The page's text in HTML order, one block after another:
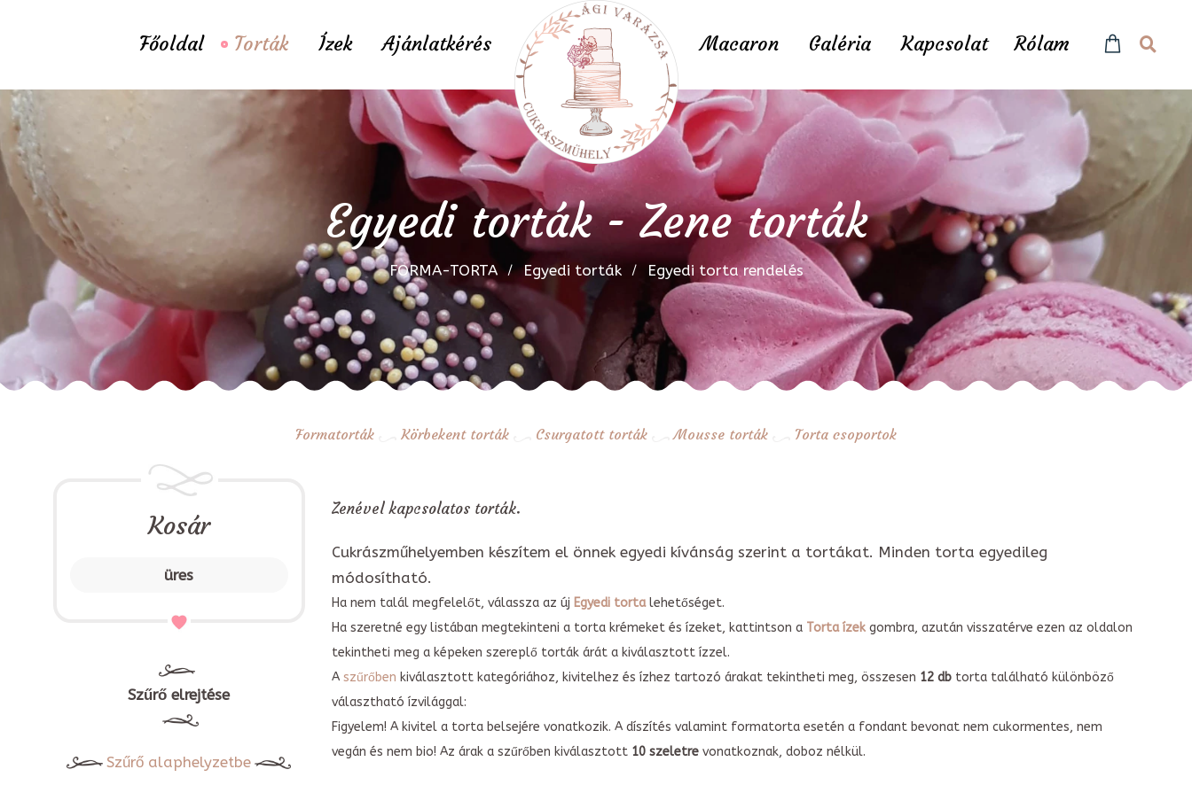
Főoldal Torták Ízek Ajánlatkérés Macaron Galéria Kapcsolat Rólam
Egyedi torták - Zene torták
FORMA-TORTA Egyedi torták Egyedi torta rendelés
Formatorták Körbekent torták Csurgatott torták Mousse torták Torta csoportok
Kosár
üres
Szűrő elrejtése
Szűrő alaphelyzetbe
Zenével kapcsolatos torták.
Cukrászműhelyemben készítem el önnek egyedi kívánság szerint a tortákat. Minden torta egyedileg
módosítható.
Ha nem talál megfelelőt, válassza az új Egyedi tortalehetőséget.
Ha szeretné egy listában megtekinteni a torta krémeket és ízeket, kattintson a Torta ízekgombra, azután visszatérve ezen az oldalon
tekintheti meg a képeken szereplő torták árát a kiválasztott ízzel.
A szűrőben kiválasztott kategóriához, kivitelhez és ízhez tartozó árakat tekintheti meg, összesen 12 dbtorta található különböző
választható ízvilággal:
Figyelem! A kivitel a torta belsejére vonatkozik. A díszítés valamint formatorta esetén a fondant bevonat nem cukormentes, nem
vegán és nem bio! Az árak a szűrőben kiválasztott 10 szeletrevonatkoznak, doboz nélkül.